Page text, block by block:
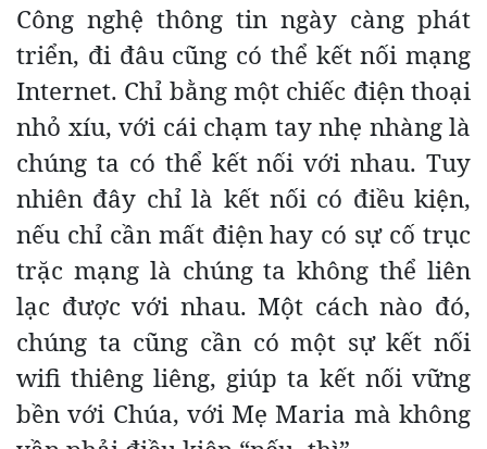
Công nghệ thông tin ngày càng phát
triển, đi đâu cũng có thể kết nối mạng
Internet. Chỉ bằng một chiếc điện thoại
nhỏ xíu, với cái chạm tay nhẹ nhàng là
chúng ta có thể kết nối với nhau. Tuy
nhiên đây chỉ là kết nối có điều kiện,
nếu chỉ cần mất điện hay có sự cố trục
trặc mạng là chúng ta không thể liên
lạc được với nhau. Một cách nào đó,
chúng ta cũng cần có một sự kết nối
wifi thiêng liêng, giúp ta kết nối vững
bền với Chúa, với Mẹ Maria mà không